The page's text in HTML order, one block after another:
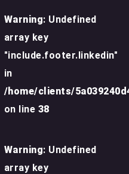
Warning: Undefined
array key
"include.footer.linkedin"
in
/home/clients/
on line 38
Warning: Undefined
array key